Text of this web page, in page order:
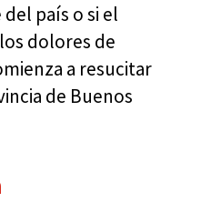
país o si el
dolores de
a resucitar
de Buenos